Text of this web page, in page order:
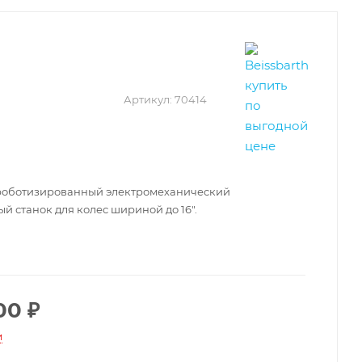
Артикул: 70414
электромеханический
станок для колес шириной до 16".
₽